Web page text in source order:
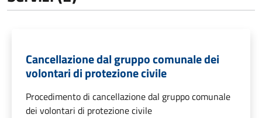
Cancellazione dal gruppo comunale dei
volontari di protezione civile
Procedimento di cancellazione dal gruppo comunale
dei volontari di protezione civile